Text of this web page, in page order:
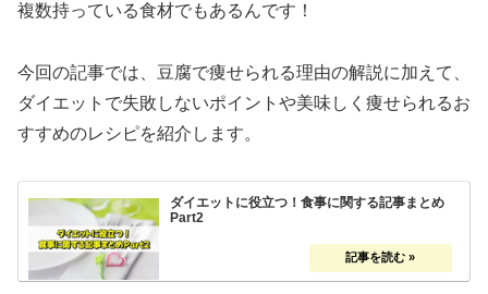
複数持っている食材でもあるんです！
今回の記事では、豆腐で痩せられる理由の解説に加えて、
ダイエットで失敗しないポイントや美味しく痩せられるお
すすめのレシピを紹介します。
ダイエットに役立つ！食事に関する記事まとめ
Part2